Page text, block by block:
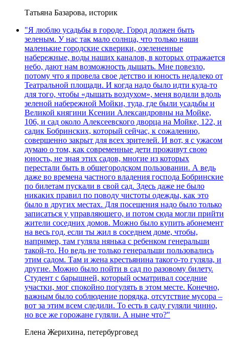
Татьяна Базарова, историк
"Я люблю усадьбы в городе. Город должен быть
зеленым. У нас так мало солнца, что только наши
маленькие городские скверики, озелененные
набережные, воды наших каналов, в которых отражается
небо, дают нам возможность дышать. Мне повезло,
потому что я провела свое детство и юность недалеко от
Театральной площади. И когда надо было идти куда-то
для того, чтобы «дышать воздухом», меня водили вдоль
зеленой набережной Мойки, туда, где были усадьбы и
Великой княгини Ксении Александровны на Мойке,
106, и сад около Алексеевского дворца на Мойке, 122, и
садик Бобринских, который сейчас, к сожалению,
совершенно закрыт для всех зрителей. И вот, я с ужасом
думаю о том, как современные дети проживут свою
юность, не зная этих садов, многие из которых
перестали быть в общегородском пользовании. А ведь
даже во времена частного владения господа Бобринские
по билетам пускали в свой сад. Здесь даже не было
никаких правил по поводу чистоты одежды, как это
было в других местах. Для посещения надо было только
записаться у управляющего, и потом сюда могли прийти
жители соседних домов. Можно было купить абонемент
на весь год, если ты жил в соседнем доме, чтобы,
например, там гуляла нянька с ребенком генеральши
такой-то. Но ведь не только генеральши пользовались
этим садом. Там и жена крестьянина такого-то гуляла, и
другие. Можно было пойти в сад по разовому билету.
Студент с барышней, который осматривал соседние
участки, мог спокойно погулять в этом месте. Конечно,
важным было соблюдение порядка, отсутствие мусора –
вот за этим всем следили. То есть в саду гуляли чинно,
но все же горожане гуляли. А ныне что?"
Елена Жерихина, петербурговед